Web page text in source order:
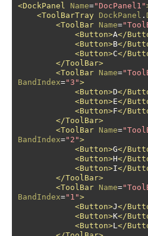
<DockPanel Name="DocPanel1"
<ToolBarTray
DockPanel .
<ToolBar Name=
<Button>A</
<Button>B</
<Button>C</
</ToolBar>
<ToolBar Name=
BandIndex="3">
<Button>D</
<Button>E</
<Button>F</
</ToolBar>
<ToolBar Name=
BandIndex="2">
<Button>G</
<Button>H</
<Button>I</
</ToolBar>
<ToolBar Name=
BandIndex="1">
<Button>J</
<Button>K</
<Button>L </